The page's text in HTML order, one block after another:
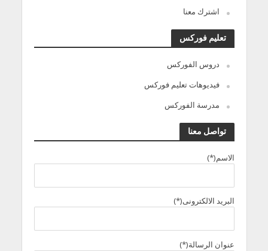
اشترك معنا
تعليم فوركس
دروس الفوركس
فيديوهات تعليم فوركس
مدرسة الفوركس
تواصل معنا
الاسم(*)
البريد الالكترونى(*)
عنوان الرسالة(*)